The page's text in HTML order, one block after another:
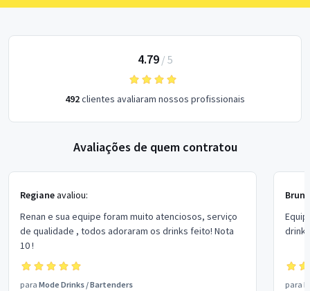
4.79/ 5
492clientes avaliaram nossos profissionais
Avaliações de quem contratou
Regianeavaliou:
Renan e sua equipe foram muito atenciosos, serviço
de qualidade , todos adoraram os drinks feito! Nota
10 !
para Mode Drinks /Bartenders para